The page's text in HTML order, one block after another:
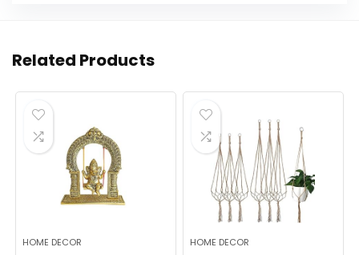
Related Products
HOME DECOR HOME DECOR